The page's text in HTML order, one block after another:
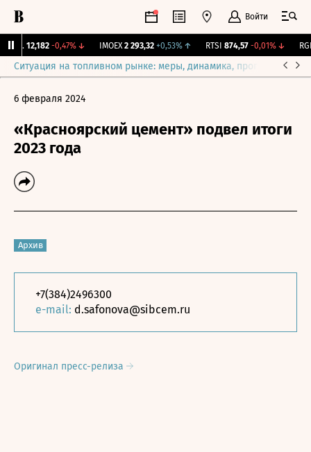
Войти
12,182 -0,47%↓ IMOEX 2 293,32 +0,53%↑ RTSI 874,57 -0,01%↓ RGBI
Ситуация на топливном рынке: меры, динамика, прогнозы
6 февраля 2024
«Красноярский цемент» подвел итоги
2023 года
Архив
+7(384)2496300
e-mail: d.safonova@sibcem.ru
Оригинал пресс-релиза